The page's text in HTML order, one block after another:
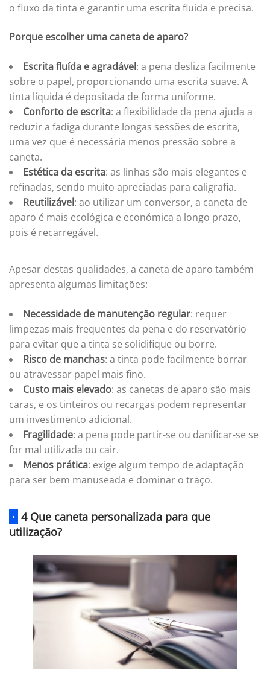
o fluxo da tinta e garantir uma escrita fluida e precisa.
Porque escolher uma caneta de aparo?
Escrita fluída e agradável: a pena desliza facilmente
sobre o papel, proporcionando uma escrita suave. A
tinta líquida é depositada de forma uniforme.
Conforto de escrita: a flexibilidade da pena ajuda a
reduzir a fadiga durante longas sessões de escrita,
uma vez que é necessária menos pressão sobre a
caneta.
Estética da escrita: as linhas são mais elegantes e
refinadas, sendo muito apreciadas para caligrafia.
Reutilizável: ao utilizar um conversor, a caneta de
aparo é mais ecológica e económica a longo prazo,
pois é recarregável.
Apesar destas qualidades, a caneta de aparo também
apresenta algumas limitações:
Necessidade de manutenção regular: requer
limpezas mais frequentes da pena e do reservatório
para evitar que a tinta se solidifique ou borre.
Risco de manchas: a tinta pode facilmente borrar
ou atravessar papel mais fino.
Custo mais elevado: as canetas de aparo são mais
caras, e os tinteiros ou recargas podem representar
um investimento adicional.
Fragilidade: a pena pode partir-se ou danificar-se se
for mal utilizada ou cair.
Menos prática: exige algum tempo de adaptação
para ser bem manuseada e dominar o traço.
· 4 Que caneta personalizada para que
utilização?